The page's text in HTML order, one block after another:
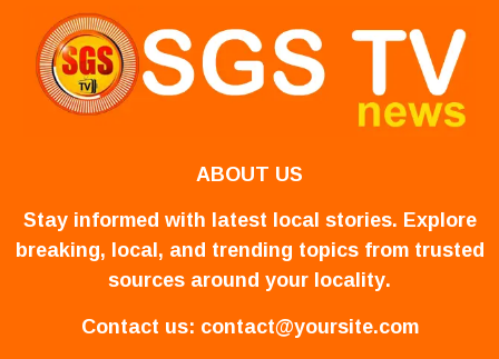
ABOUT US
Stay informed with latest local stories. Explore
breaking, local, and trending topics from trusted
sources around your locality.
Contact us: contact@yoursite.com